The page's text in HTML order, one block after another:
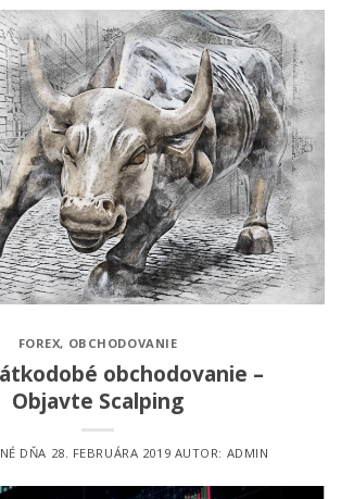
FOREX, OBCHODOVANIE
obchodovanie –
Objavte Scalping
DŇA 28. FEBRUÁRA 2019 AUTOR: ADMIN